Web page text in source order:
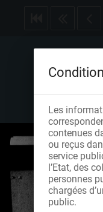
Les
contenues
ou reçus
service
l’Etat, des
personnes
chargées
public.